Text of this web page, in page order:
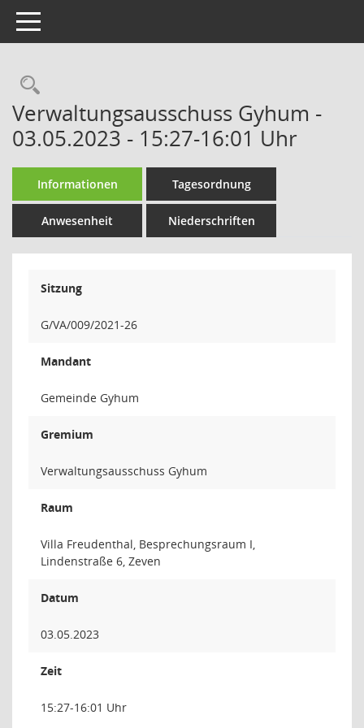
Toggle navigation
Rechercheauswahl
Verwaltungsausschuss Gyhum -
03.05.2023 - 15:27-16:01 Uhr
Informationen Tagesordnung
Anwesenheit Niederschriften
Sitzung
G/VA/009/2021-26
Mandant
Gemeinde Gyhum
Gremium
Verwaltungsausschuss Gyhum
Raum
Villa Freudenthal, Besprechungsraum I,
Lindenstraße 6, Zeven
Datum
03.05.2023
Zeit
15:27-16:01 Uhr